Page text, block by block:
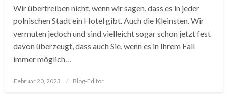
Wir übertreiben nicht, wenn wir sagen, dass es in jeder
polnischen Stadt ein Hotel gibt. Auch die Kleinsten. Wir
vermuten jedoch und sind vielleicht sogar schon jetzt fest
davon überzeugt, dass auch Sie, wenn es in Ihrem Fall
immer möglich…
Posted
Februar 20, 2023 Blog-Editor